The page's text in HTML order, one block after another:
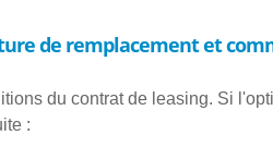
de remplacement et
du contrat de leasing. Si
: